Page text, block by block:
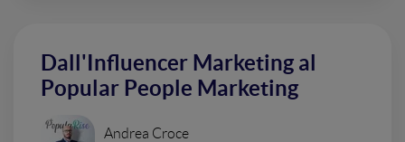
Dall'Influencer Marketing al
Popular People Marketing
Andrea Croce